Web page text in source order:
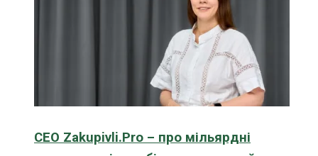
CEO Zakupivli.Pro – про мільярдні